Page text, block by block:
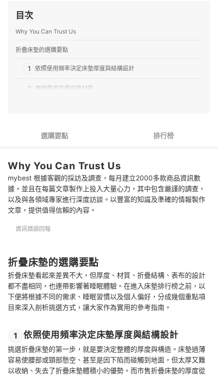
目次
Why You Can Trust Us
折疊床墊的選購要點
1 依照使用頻率決定床墊厚度與結構設計
2 根據需求挑選床墊材質
瀏覽更多輕便又舒適的床墊
選購要點 排行榜
Why You Can Trust Us
mybest 根據客觀的採訪及調查，每月建立2000多款商品資訊數
據。並且在每篇文章製作上投入大量心力，其中包含嚴謹的調查，
以及與各領域專家進行深度訪談。以豐富的知識及準確的情報製作
文章，提供值得信賴的內容。
資訊錯誤回報
折疊床墊的選購要點
折疊床墊看起來差異不大，但厚度、材質、折疊結構、表布的設計
都不盡相同，也連帶影響著睡眠體驗。在進入床墊排行榜之前，以
下便將根據不同的需求、睡眠習慣以及個人偏好，分成幾個重點項
目來深入剖析挑選方式，讓大家作為實用的參考指南。
1 依照使用頻率決定床墊厚度與結構設計
挑選折疊床墊的第一步，就是要決定整體的厚度與構造。床墊過薄
容易使腰部或頸部懸空、甚至是因下陷而碰觸到地面，但太厚又難
以收納、失去了折疊床墊體積小的優勢。而市售折疊床墊的厚度從